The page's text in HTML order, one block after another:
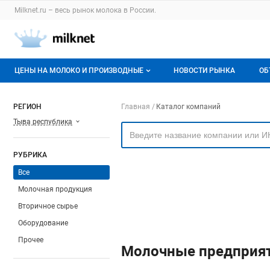
Раздел навигации по сайту milknet.ru
Milknet.ru – весь рынок молока в России.
Авторизация и меню пользователя
Навигация по разделам сайта milknet.ru
ЦЕНЫ НА МОЛОКО И ПРОИЗВОДНЫЕ
О мониторингах
Актуальные мониторинги
Динамика цен
НОВОСТИ РЫНКА
РЕГИОН
Тыва республика
РУБРИКА
Все
Молочная продукция
Вторичное сырье
Оборудование
Прочее
Навигация по
Главная Каталог компаний
Молочные